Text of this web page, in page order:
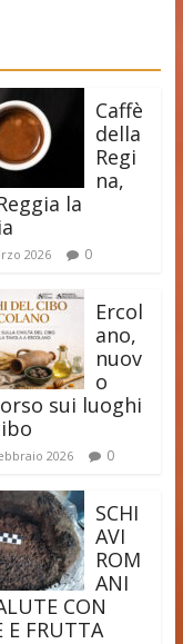
Caffè
della
Regi
na,
la
2026 0
Ercol
ano,
nuov
o
sui luoghi
2026 0
SCHI
AVI
ROM
ANI
CON
E FRUTTA